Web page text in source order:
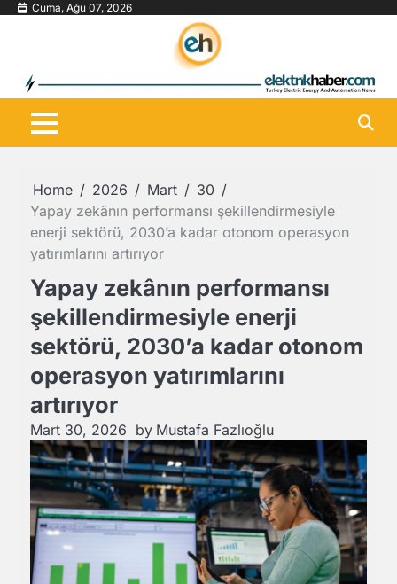
Skip Cuma, Ağu 07, 2026
Home 2026 Mart
30
Yapay zekânın performansı şekillendirmesiyle
enerji sektörü, 2030’a kadar otonom operasyon
yatırımlarını artırıyor
Yapay zekânın performansı
şekillendirmesiyle enerji
sektörü, 2030’a kadar otonom
operasyon yatırımlarını
artırıyor
Mart 30, 2026 by Mustafa Fazlıoğlu